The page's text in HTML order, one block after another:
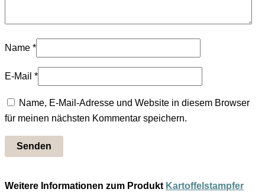
Name *
E-Mail *
Name, E-Mail-Adresse und Website in diesem Browser
für meinen nächsten Kommentar speichern.
Weitere Informationen zum Produkt Kartoffelstampfer